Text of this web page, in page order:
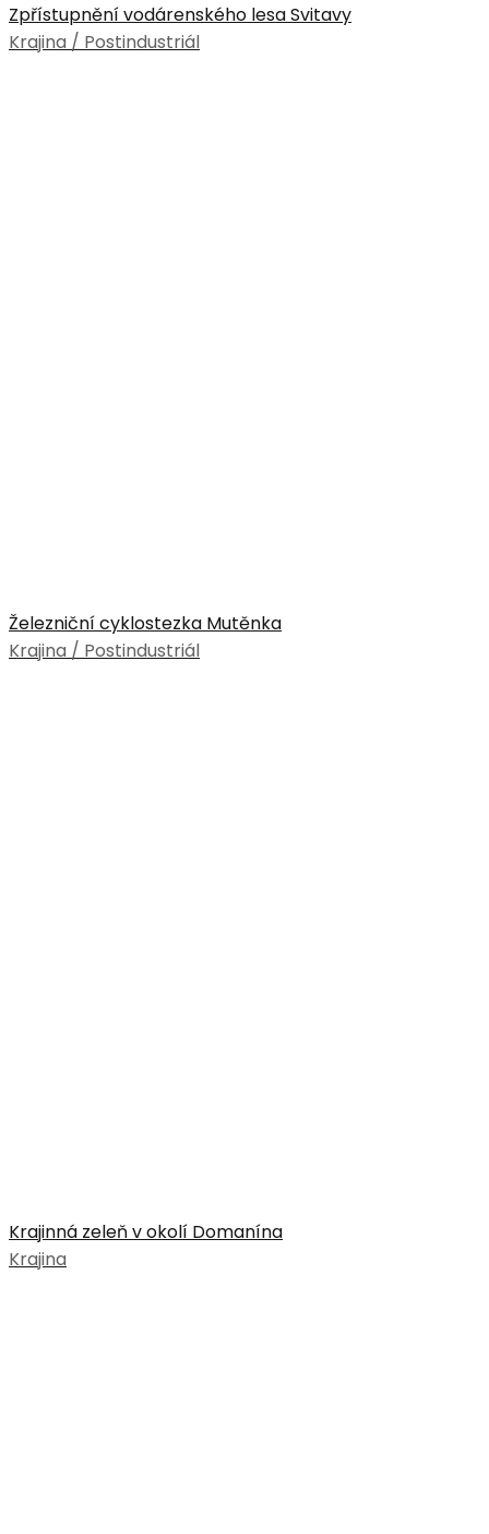
Zpřístupnění vodárenského lesa Svitavy
Krajina / Postindustriál
Železniční cyklostezka Mutěnka
Krajina / Postindustriál
Krajinná zeleň v okolí Domanína
Krajina